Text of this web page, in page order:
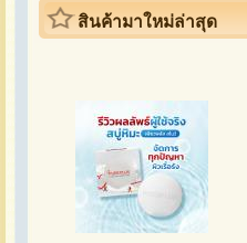
สินค้ามาใหม่ล่าสุด